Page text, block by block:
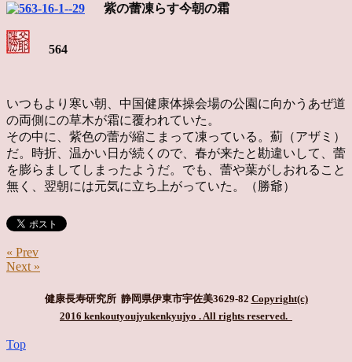
紫の蕾凍らす今朝の霜
564
いつもより寒い朝、中国健康体操会場の公園に向かうあぜ道
の両側にの草木が霜に覆われていた。
その中に、紫色の蕾が縮こまって凍っている。薊（アザミ）
だ。時折、温かい日が続くので、春が来たと勘違いして、蕾
を膨らましてしまったようだ。でも、蕾や葉がしおれること
無く、翌朝には元気に立ち上がっていた。（勝爺）
« Prev
Next »
健康長寿研究所 静岡県伊東市宇佐美3629-82 Copyright(c)
2016 kenkoutyoujyukenkyujyo . All rights reserved.
Top